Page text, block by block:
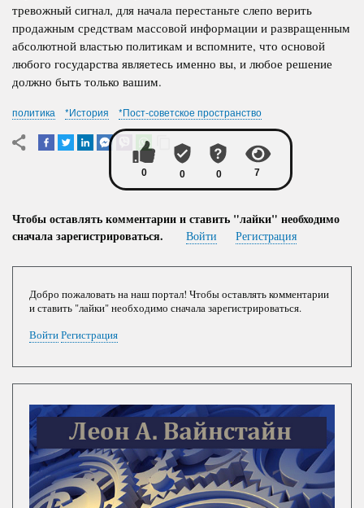
тревожный сигнал, для начала перестаньте слепо верить
продажным средствам массовой информации и развращенным
абсолютной властью политикам и вспомните, что основой
любого государства являетесь именно вы, и любое решение
должно быть только вашим.
политика *История *Пост-советское пространство
Чтобы оставлять комментарии и ставить "лайки" необходимо
сначала зарегистрироваться.
Войти Регистрация
Добро пожаловать на наш портал! Чтобы оставлять комментарии
и ставить "лайки" необходимо сначала зарегистрироваться.
ВойтиРегистрация